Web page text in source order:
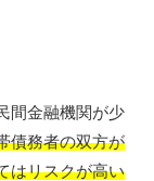
間金融機関が少
債務者の双方が
はリスクが高い